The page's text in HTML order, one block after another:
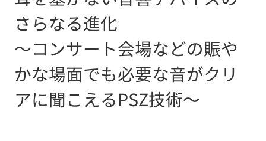
さらなる進化
～コンサート会場などの賑や
かな場面でも必要な音がクリ
アに聞こえるPSZ技術～